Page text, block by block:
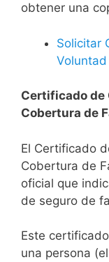
obtener una
Solicitar
Voluntad
Certificado de
Cobertura de
El Certificado
Cobertura de
oficial que
de seguro de
Este
una persona